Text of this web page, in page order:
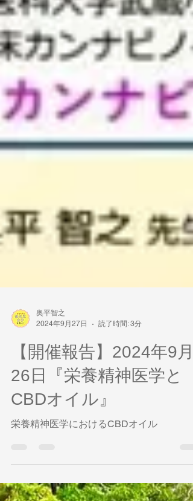
奥平智之
【開催報告】2024年9月
26日『栄養精神医学と
CBDオイル』